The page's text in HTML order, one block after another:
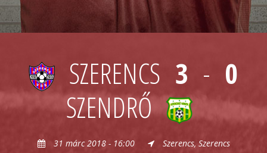
SZERENCS 3 - 0
SZENDRŐ
31 márc 2018 - 16:00
Szerencs, Szerencs